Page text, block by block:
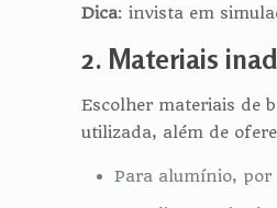
Dica: invista em
2. Materiais
Escolher materiais de
utilizada, além de
Para alumínio, por